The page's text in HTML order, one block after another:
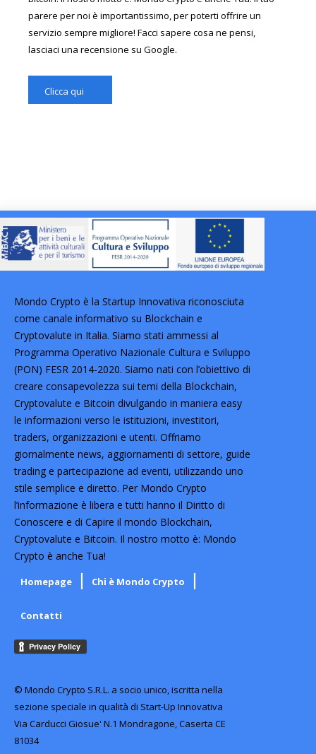
parere per noi è importantissimo, per poterti offrire un
servizio sempre migliore! Facci sapere cosa ne pensi,
lasciaci una recensione su Google.
Clicca qui
Mondo Crypto è la Startup Innovativa riconosciuta
come canale informativo su Blockchain e
Cryptovalute in Italia. Siamo stati ammessi al
Programma Operativo Nazionale Cultura e Sviluppo
(PON) FESR 2014-2020. Siamo nati con l’obiettivo di
creare consapevolezza sui temi della Blockchain,
Cryptovalute e Bitcoin divulgando in maniera easy
le informazioni verso le istituzioni, investitori,
traders, organizzazioni e utenti. Offriamo
giornalmente news, aggiornamenti di settore, guide
trading e partecipazione ad eventi, utilizzando uno
stile semplice e diretto. Per Mondo Crypto
l’informazione è libera e tutti hanno il Diritto di
Conoscere e di Capire il mondo Blockchain,
Cryptovalute e Bitcoin. Il nostro motto è: Mondo
Crypto è anche Tua!
Homepage Chi è Mondo Crypto
Contatti
© Mondo Crypto S.R.L. a socio unico, iscritta nella
sezione speciale in qualità di Start-Up Innovativa
Via Carducci Giosue' N.1 Mondragone, Caserta CE
81034